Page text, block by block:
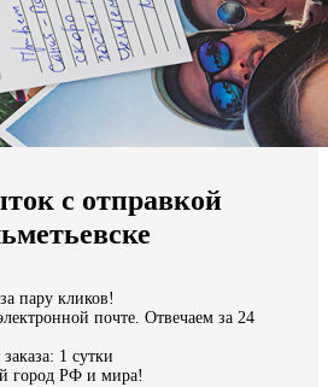
миру с отправкой
пару кликов!
почте. Отвечаем за 24
1 сутки
город РФ и мира!